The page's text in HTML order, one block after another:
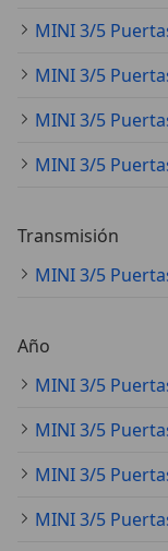
MINI 3/5
MINI 3/5
MINI 3/5
Transmisión
Año
MINI 3/5
MINI 3/5
MINI 3/5
MINI 3/5